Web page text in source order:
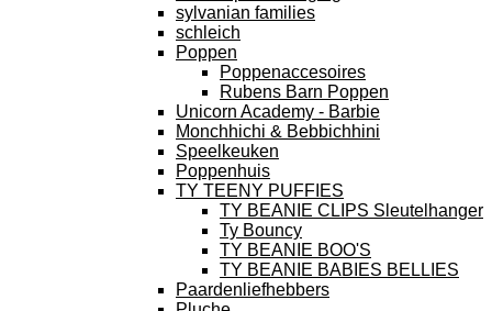
sylvanian families
schleich
Poppen
Poppenaccesoires
Rubens Barn Poppen
Unicorn Academy - Barbie
Monchhichi & Bebbichhini
Speelkeuken
Poppenhuis
TY TEENY PUFFIES
TY BEANIE CLIPS Sleutelhanger
Ty Bouncy
TY BEANIE BOO'S
TY BEANIE BABIES BELLIES
Paardenliefhebbers